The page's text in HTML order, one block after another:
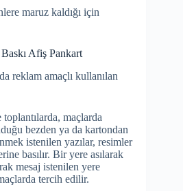
maruz kaldığı için
Afiş Pankart
reklam amaçlı kullanılan
maçlarda
bezden ya da kartondan
istenilen yazılar, resimler
basılır. Bir yere asılarak
mesaj istenilen yere
tercih edilir.